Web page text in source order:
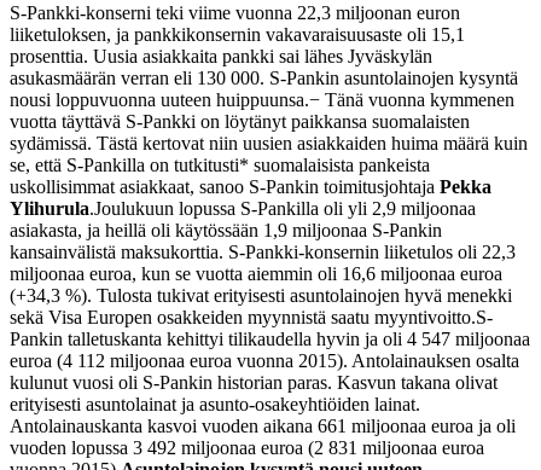
S-Pankki-konserni teki viime vuonna 22,3 miljoonan euron
liiketuloksen, ja pankkikonsernin vakavaraisuusaste oli 15,1
prosenttia. Uusia asiakkaita pankki sai lähes Jyväskylän
asukasmäärän verran eli 130 000. S-Pankin asuntolainojen kysyntä
nousi loppuvuonna uuteen huippuunsa.− Tänä vuonna kymmenen
vuotta täyttävä S-Pankki on löytänyt paikkansa suomalaisten
sydämissä. Tästä kertovat niin uusien asiakkaiden huima määrä kuin
se, että S-Pankilla on tutkitusti* suomalaisista pankeista
uskollisimmat asiakkaat, sanoo S-Pankin toimitusjohtaja Pekka
Ylihurula.Joulukuun lopussa S-Pankilla oli yli 2,9 miljoonaa
asiakasta, ja heillä oli käytössään 1,9 miljoonaa S-Pankin
kansainvälistä maksukorttia. S-Pankki-konsernin liiketulos oli 22,3
miljoonaa euroa, kun se vuotta aiemmin oli 16,6 miljoonaa euroa
(+34,3 %). Tulosta tukivat erityisesti asuntolainojen hyvä menekki
sekä Visa Europen osakkeiden myynnistä saatu myyntivoitto.S-
Pankin talletuskanta kehittyi tilikaudella hyvin ja oli 4 547 miljoonaa
euroa (4 112 miljoonaa euroa vuonna 2015). Antolainauksen osalta
kulunut vuosi oli S-Pankin historian paras. Kasvun takana olivat
erityisesti asuntolainat ja asunto-osakeyhtiöiden lainat.
Antolainauskanta kasvoi vuoden aikana 661 miljoonaa euroa ja oli
vuoden lopussa 3 492 miljoonaa euroa (2 831 miljoonaa euroa